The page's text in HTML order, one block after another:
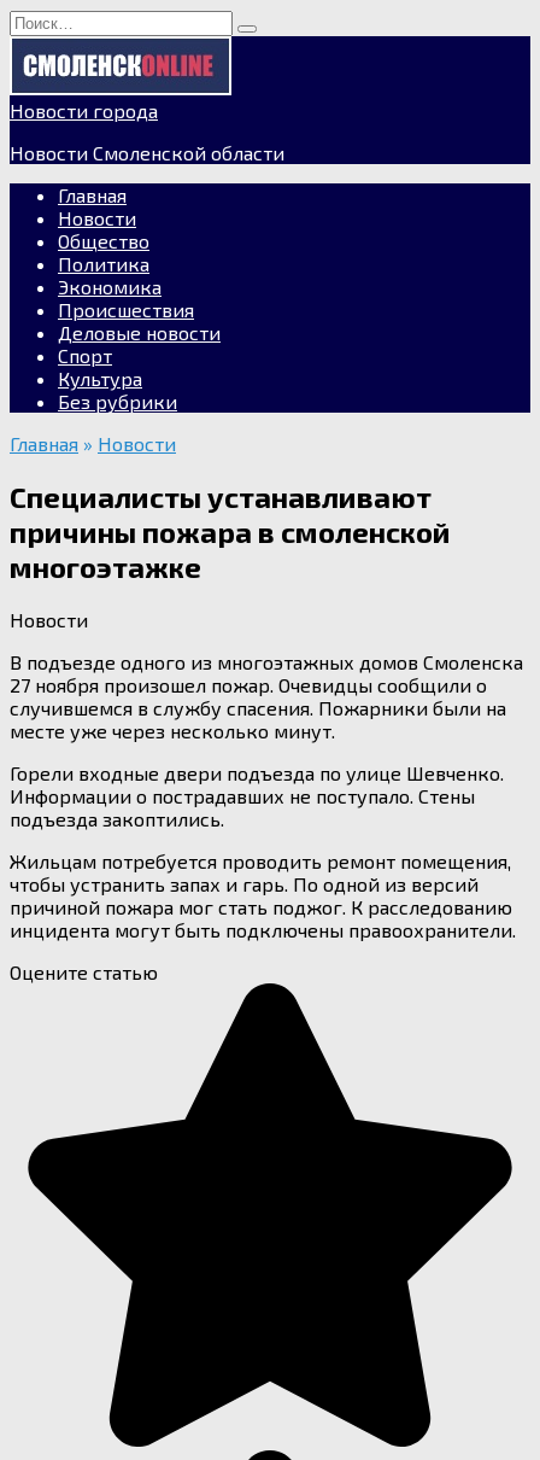
Перейти
к
содержанию
Search
for:
Новости города
Новости Смоленской области
Главная
Новости
Общество
Политика
Экономика
Происшествия
Деловые новости
Спорт
Культура
Без рубрики
Главная » Новости
Специалисты устанавливают
причины пожара в смоленской
многоэтажке
Новости
В подъезде одного из многоэтажных домов Смоленска
27 ноября произошел пожар. Очевидцы сообщили о
случившемся в службу спасения. Пожарники были на
месте уже через несколько минут.
Горели входные двери подъезда по улице Шевченко.
Информации о пострадавших не поступало. Стены
подъезда закоптились.
Жильцам потребуется проводить ремонт помещения,
чтобы устранить запах и гарь. По одной из версий
причиной пожара мог стать поджог. К расследованию
инцидента могут быть подключены правоохранители.
Оцените статью